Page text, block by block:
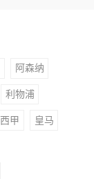
阿森纳
利物浦
西甲 皇马